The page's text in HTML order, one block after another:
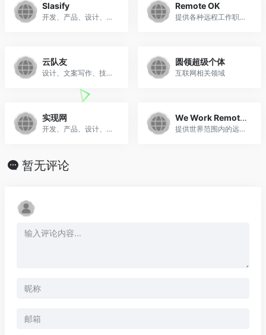
Slasify
开发、产品、设计、市场、运营、会计
Remote OK
提供各种远程工作职位，涵盖开发、设计、市场营销、客户支持等领域
云队友
设计、文案写作、技术、音视频、运营、市场营销、商业支持
圆领超级个体
互联网相关领域
实现网
开发、产品、设计、运营、测试
We Work Remotely
提供世界范围内的远程工作职位，包括编程、设计、文案等
暂无评论